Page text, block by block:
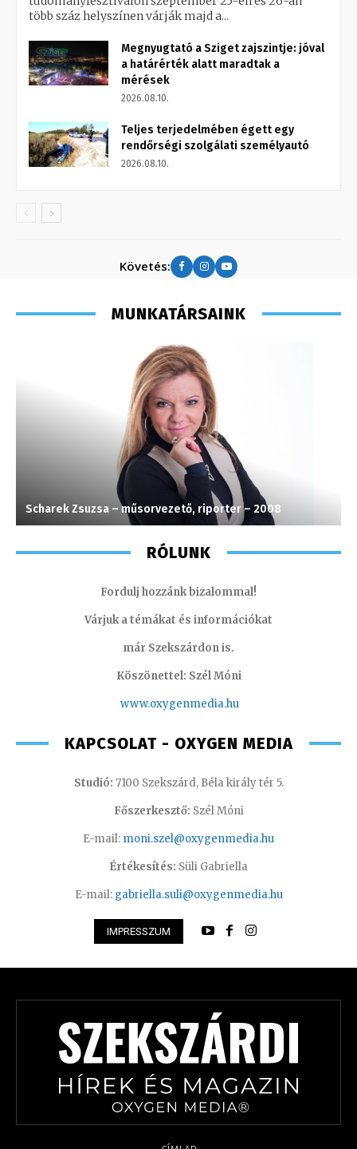
több száz helyszínen várják majd a...
Megnyugtató a Sziget zajszintje: jóval
a határérték alatt maradtak a
mérések
2026.08.10.
Teljes terjedelmében égett egy
rendőrségi szolgálati személyautó
2026.08.10.
Követés:
MUNKATÁRSAINK
Scharek Zsuzsa – műsorvezető, riporter – 2008
RÓLUNK
Fordulj hozzánk bizalommal!
Várjuk a témákat és információkat
már Szekszárdon is.
Köszönettel: Szél Móni
www.oxygenmedia.hu
KAPCSOLAT - OXYGEN MEDIA
Studió: 7100 Szekszárd, Béla király tér 5.
Főszerkesztő: Szél Móni
E-mail: moni.szel@oxygenmedia.hu
Értékesítés: Süli Gabriella
E-mail: gabriella.suli@oxygenmedia.hu
IMPRESSZUM